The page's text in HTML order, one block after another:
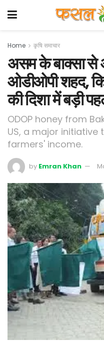
Home कृषि समाचार
असम के बाक्सा से
ओडीओपी शहद,
की दिशा में बड़ी
ODOP honey from
US, a major
farmers' income.
by Emran Khan